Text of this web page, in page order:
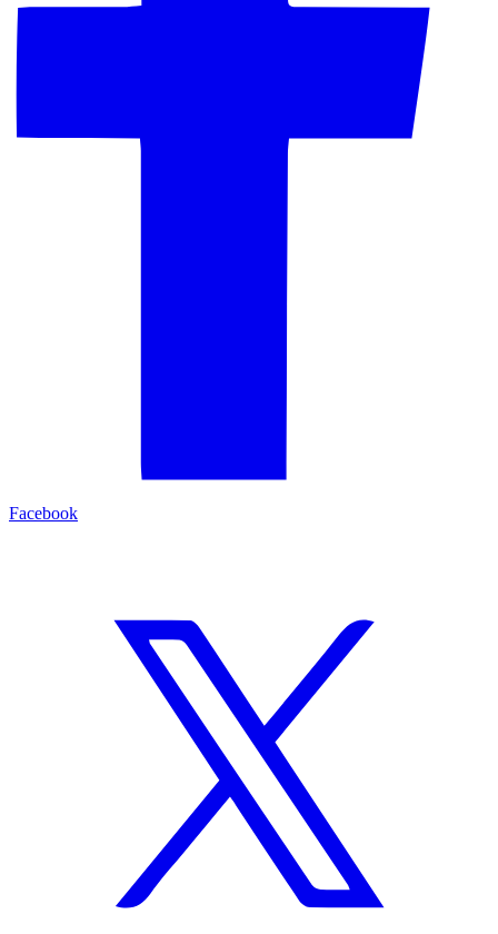
Facebook